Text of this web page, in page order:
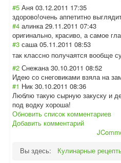
#5 Аня 03.12.2011 17:35
здорово!очень аппетитно
#4 алинка 29.11.2011 07:43
оригинально, красиво, а самое
#3 саша 05.11.2011 08:53
так классно получаятся вообще
#2 Снежана 30.10.2011 08:52
Идею со снеговиками взяла на
#1 Ник 30.10.2011 08:36
Люблю такую сырную закуску и
под водку хороша!
Обновить список комментариев
Добавить комментарий
Вы здесь:
Кулинарные